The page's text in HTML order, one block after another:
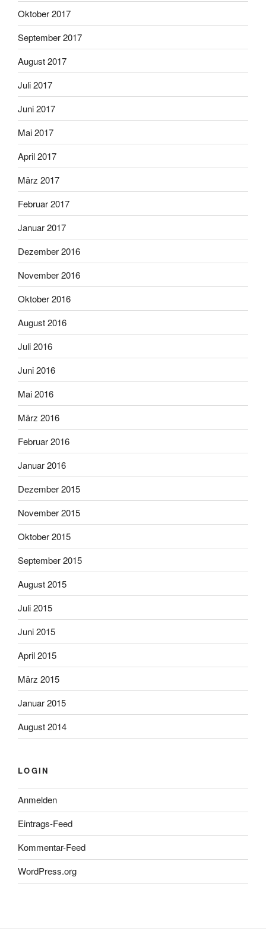
Oktober 2017
September 2017
August 2017
Juli 2017
Juni 2017
Mai 2017
April 2017
März 2017
Februar 2017
Januar 2017
Dezember 2016
November 2016
Oktober 2016
August 2016
Juli 2016
Juni 2016
Mai 2016
März 2016
Februar 2016
Januar 2016
Dezember 2015
November 2015
Oktober 2015
September 2015
August 2015
Juli 2015
Juni 2015
April 2015
März 2015
Januar 2015
August 2014
LOGIN
Anmelden
Eintrags-Feed
Kommentar-Feed
WordPress.org